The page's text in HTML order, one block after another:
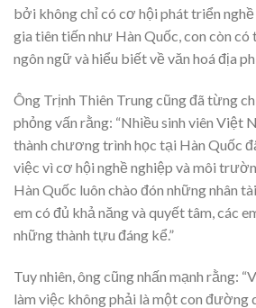
bởi không chỉ có cơ hội phát triển
gia tiên tiến như Hàn Quốc, con còn
ngôn ngữ và hiểu biết về văn hoá địa
Ông Trịnh Thiên Trung cũng đã từng
phỏng vấn rằng: “Nhiều sinh viên Việt
thành chương trình học tại Hàn Quốc
việc vì cơ hội nghề nghiệp và môi
Hàn Quốc luôn chào đón những nhân
em có đủ khả năng và quyết tâm, các
những thành tựu đáng kể.”
Tuy nhiên, ông cũng nhấn mạnh rằng:
làm việc không phải là một con đường